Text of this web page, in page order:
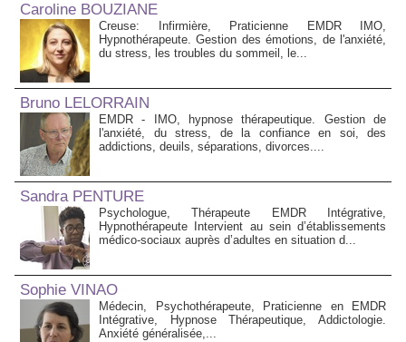
Caroline BOUZIANE
Creuse: Infirmière, Praticienne EMDR IMO,
Hypnothérapeute. Gestion des émotions, de l'anxiété,
du stress, les troubles du sommeil, le...
Bruno LELORRAIN
EMDR - IMO, hypnose thérapeutique. Gestion de
l'anxiété, du stress, de la confiance en soi, des
addictions, deuils, séparations, divorces....
Sandra PENTURE
Psychologue, Thérapeute EMDR Intégrative,
Hypnothérapeute Intervient au sein d’établissements
médico‑sociaux auprès d’adultes en situation d...
Sophie VINAO
Médecin, Psychothérapeute, Praticienne en EMDR
Intégrative, Hypnose Thérapeutique, Addictologie.
Anxiété généralisée,...